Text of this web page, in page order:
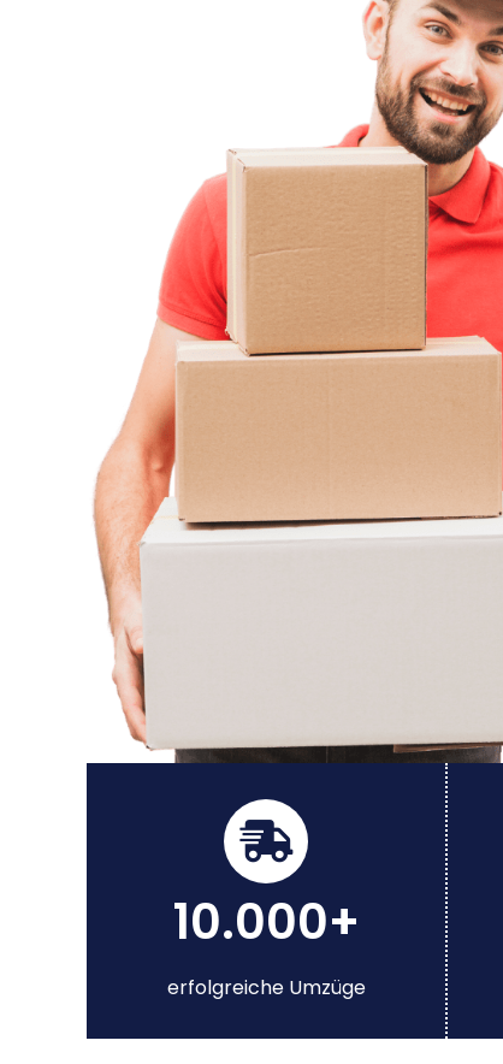
10.000+
erfolgreiche Umzüge